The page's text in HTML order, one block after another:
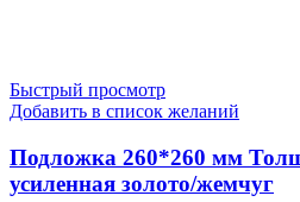
Быстрый просмотр
Добавить в список желаний
Подложка 260*260 мм
усиленная золото/жемчуг